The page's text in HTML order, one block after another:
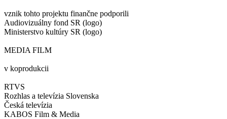
vznik tohto projektu finančne podporili
Audiovizuálny fond SR (logo)
Ministerstvo kultúry SR (logo)
MEDIA FILM
v koprodukcii
RTVS
Rozhlas a televízia Slovenska
Česká televízia
KABOS Film & Media